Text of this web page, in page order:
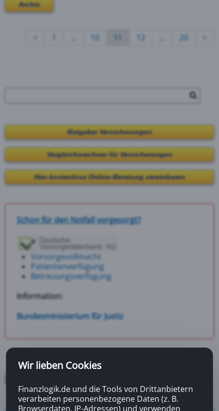
Archiv
< 1 10 12 20 >
Ratgeber Versicherungen
Vergleichsrechner für Versicherungen
Hier kostenlose Online-Beratung vereinbaren
Schon für den Notfall vorgesorgt?
Vorsorgevollmacht
Patientenverfügung
Betreuungsverfügung
Information:
Bundesministerium für Justiz
Wir lieben Cookies
Finanzlogik.de und die Tools von Drittanbietern
verarbeiten personenbezogene Daten (z. B.
Browserdaten, IP-Adressen) und verwenden